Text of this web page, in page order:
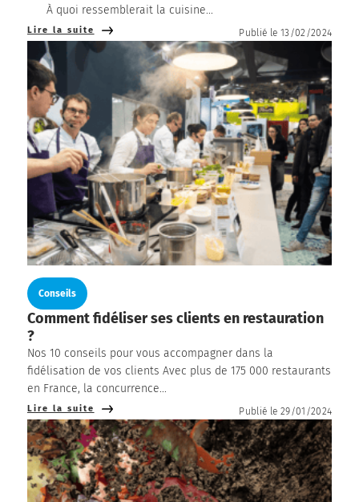
À quoi ressemblerait la cuisine...
Lire la suite Publié le 13/02/2024
Conseils
Comment fidéliser ses clients en restauration
?
Nos 10 conseils pour vous accompagner dans la
fidélisation de vos clients Avec plus de 175 000 restaurants
en France, la concurrence...
Lire la suite Publié le 29/01/2024